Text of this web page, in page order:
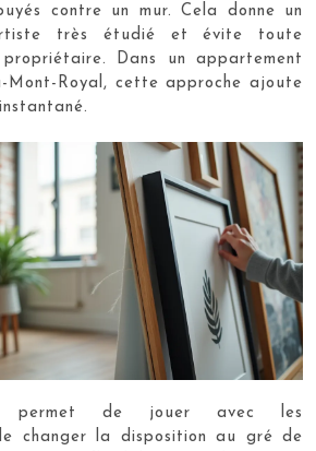
contre un mur. Cela donne un
très étudié et évite toute
Dans un appartement
Mont-Royal, cette approche ajoute
permet de jouer avec les
changer la disposition au gré de